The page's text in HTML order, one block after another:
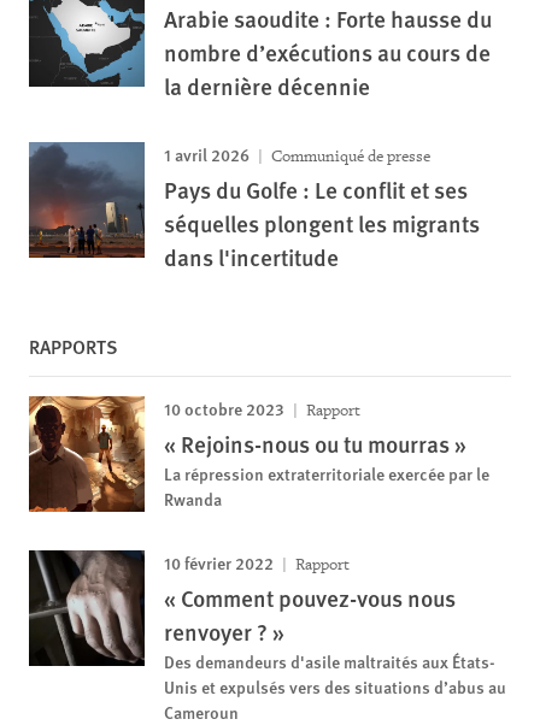
Arabie saoudite : Forte hausse du
nombre d’exécutions au cours de
la dernière décennie
1 avril 2026 Communiqué de presse
Pays du Golfe : Le conflit et ses
séquelles plongent les migrants
dans l'incertitude
RAPPORTS
10 octobre 2023 Rapport
« Rejoins-nous ou tu mourras »
La répression extraterritoriale exercée par le
Rwanda
10 février 2022 Rapport
« Comment pouvez-vous nous
renvoyer ? »
Des demandeurs d'asile maltraités aux États-
Unis et expulsés vers des situations d’abus au
Cameroun